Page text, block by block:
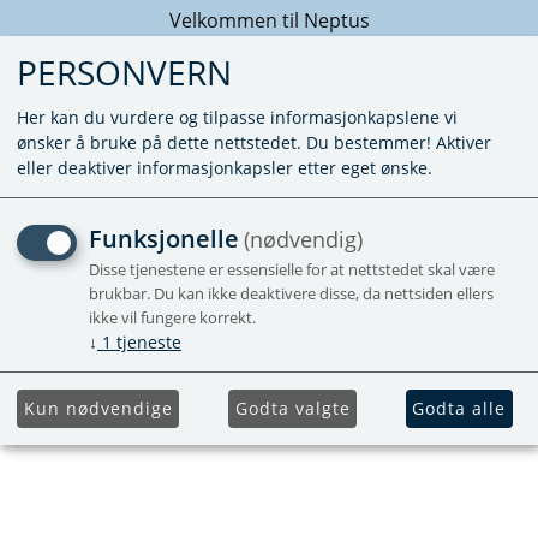
Velkommen til Neptus
TREKK AIRCONDITION
TRUMA AVENTA-
COMFORT / ECO
HINDERMANN
Silkegrå
PERSONVERN
Her kan du vurdere og tilpasse informasjonkapslene vi
ønsker å bruke på dette nettstedet. Du bestemmer! Aktiver
eller deaktiver informasjonkapsler etter eget ønske.
Funksjonelle (nødvendig)
Disse tjenestene er essensielle for at nettstedet skal være
brukbar. Du kan ikke deaktivere disse, da nettsiden ellers
ikke vil fungere korrekt.
↓ 1 tjeneste
Kun nødvendige Godta valgte Godta alle